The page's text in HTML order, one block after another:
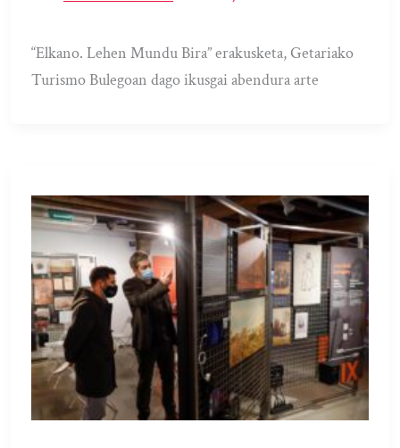
“Elkano. Lehen Mundu Bira” erakusketa, Getariako
Turismo Bulegoan dago ikusgai abendura arte